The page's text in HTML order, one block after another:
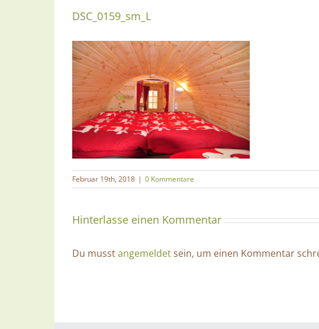
DSC_0159_sm_L
Februar 19th, 2018 | 0 Kommentare
Hinterlasse einen Kommentar
Du musstangemeldetsein, um einen Kommentar